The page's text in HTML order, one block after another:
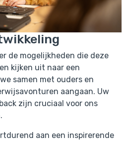
de mogelijkheden die deze
kijken uit naar een
samen met ouders en
aangaan. Uw
zijn cruciaal voor ons
aan een inspirerende